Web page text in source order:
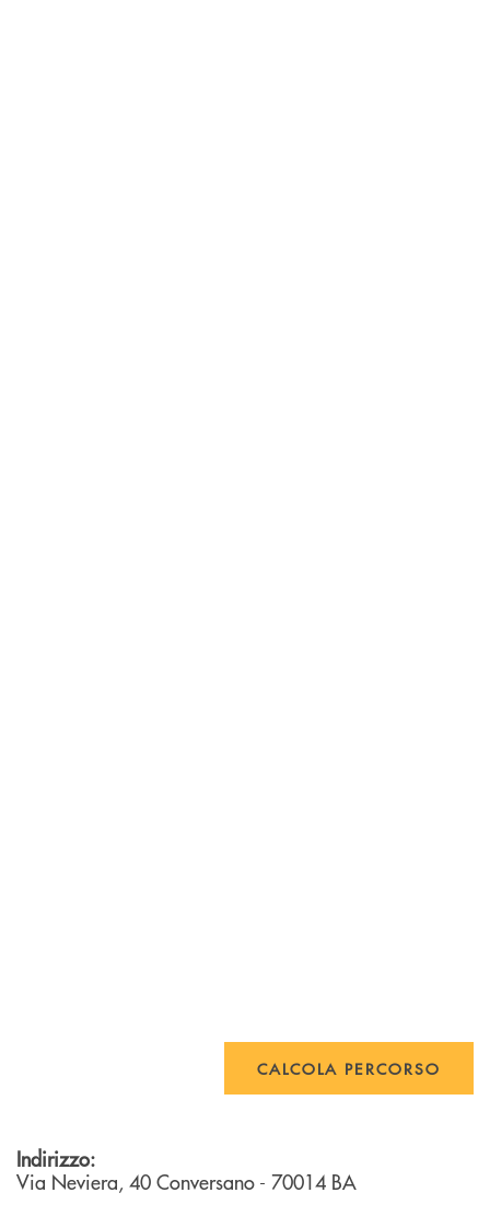
CALCOLA PERCORSO
Indirizzo:
Via Neviera, 40 Conversano - 70014 BA